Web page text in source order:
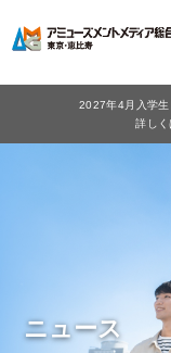
2027年4月入学生
詳しく
ニュース